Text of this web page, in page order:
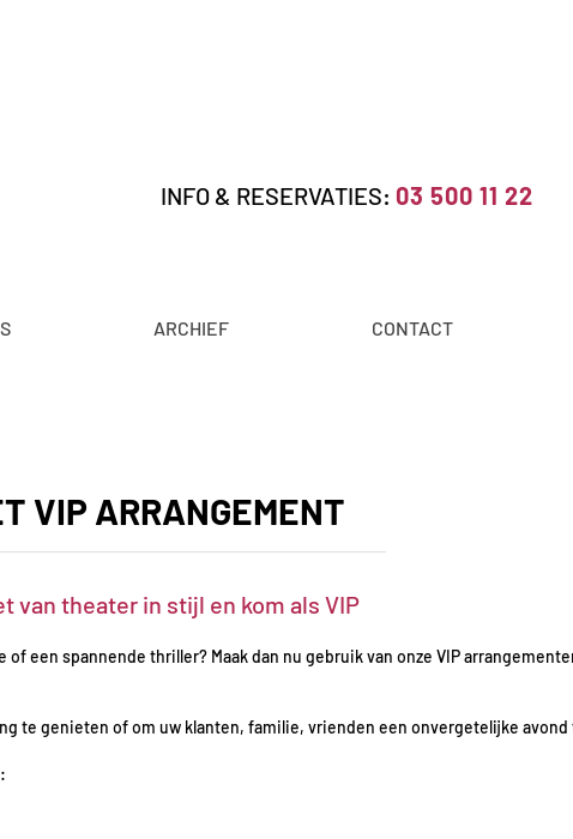
INFO & RESERVATIES: 03 500 11 22
ARCHIEF CONTACT
VIP ARRANGEMENT
van theater in stijl en kom als VIP
een spannende thriller? Maak dan nu gebruik van onze VIP
te genieten of om uw klanten, familie, vrienden een onvergetelijke avond